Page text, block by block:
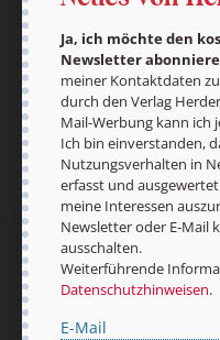
AGB und
Ja, ich möchte den
Newsletter
meiner Kontaktdaten
durch den Verlag
Mail-Werbung kann ich
Ich bin einverstanden,
Nutzungsverhalten in
erfasst und
meine Interessen
Newsletter oder E-Mail
ausschalten.
Weiterführende
Datenschutzhinweisen.
E-Mail